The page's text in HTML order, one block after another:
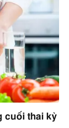
cuối thai kỳ